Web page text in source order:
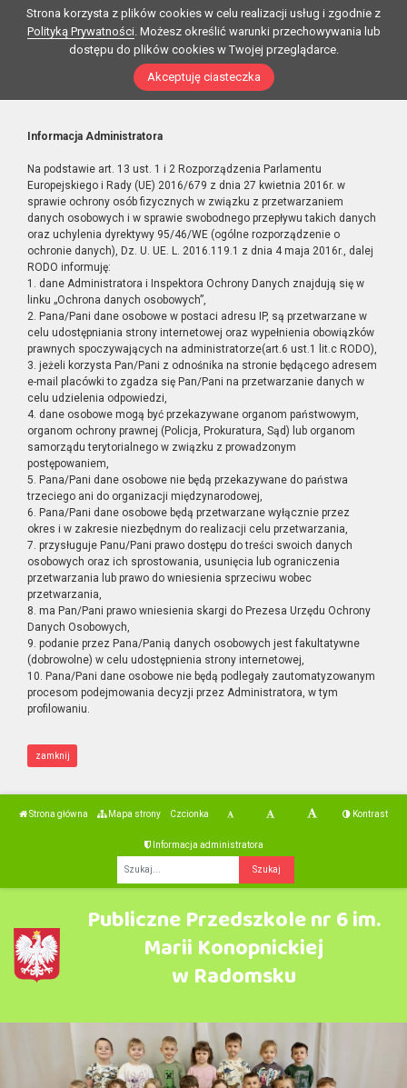
Strona korzysta z plików cookies w celu realizacji usług i zgodnie z
Polityką Prywatności. Możesz określić warunki przechowywania lub
dostępu do plików cookies w Twojej przeglądarce.
Akceptuję ciasteczka
Informacja Administratora
Na podstawie art. 13 ust. 1 i 2 Rozporządzenia Parlamentu
Europejskiego i Rady (UE) 2016/679 z dnia 27 kwietnia 2016r. w
sprawie ochrony osób fizycznych w związku z przetwarzaniem
danych osobowych i w sprawie swobodnego przepływu takich danych
oraz uchylenia dyrektywy 95/46/WE (ogólne rozporządzenie o
ochronie danych), Dz. U. UE. L. 2016.119.1 z dnia 4 maja 2016r., dalej
RODO informuję:
1. dane Administratora i Inspektora Ochrony Danych znajdują się w
linku „Ochrona danych osobowych”,
2. Pana/Pani dane osobowe w postaci adresu IP, są przetwarzane w
celu udostępniania strony internetowej oraz wypełnienia obowiązków
prawnych spoczywających na administratorze(art.6 ust.1 lit.c RODO),
3. jeżeli korzysta Pan/Pani z odnośnika na stronie będącego adresem
e-mail placówki to zgadza się Pan/Pani na przetwarzanie danych w
celu udzielenia odpowiedzi,
4. dane osobowe mogą być przekazywane organom państwowym,
organom ochrony prawnej (Policja, Prokuratura, Sąd) lub organom
samorządu terytorialnego w związku z prowadzonym
postępowaniem,
5. Pana/Pani dane osobowe nie będą przekazywane do państwa
trzeciego ani do organizacji międzynarodowej,
6. Pana/Pani dane osobowe będą przetwarzane wyłącznie przez
okres i w zakresie niezbędnym do realizacji celu przetwarzania,
7. przysługuje Panu/Pani prawo dostępu do treści swoich danych
osobowych oraz ich sprostowania, usunięcia lub ograniczenia
przetwarzania lub prawo do wniesienia sprzeciwu wobec
przetwarzania,
8. ma Pan/Pani prawo wniesienia skargi do Prezesa Urzędu Ochrony
Danych Osobowych,
9. podanie przez Pana/Panią danych osobowych jest fakultatywne
(dobrowolne) w celu udostępnienia strony internetowej,
10. Pana/Pani dane osobowe nie będą podlegały zautomatyzowanym
procesom podejmowania decyzji przez Administratora, w tym
profilowaniu.
zamknij
Strona główna Mapa strony Czcionka Kontrast
Informacja administratora
Publiczne Przedszkole nr 6 im.
Marii Konopnickiej
w Radomsku